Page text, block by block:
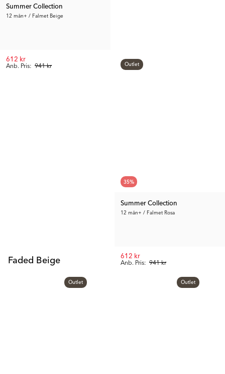
Summer Collection
12 mån+ / Falmet Beige
Anb. Pris: 941 kr
612 kr
Outlet
35%
Summer Collection
12 mån+ / Falmet Rosa
Anb. Pris: 941 kr
612 kr
Faded Beige
Outlet Outlet